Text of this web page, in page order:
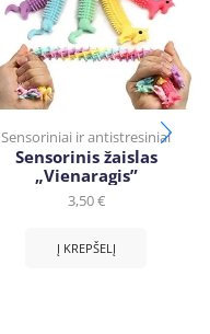
Sensoriniai ir antistresiniai
Sensorinis žaislas
„Vienaragis”
3,50€
Į KREPŠELĮ